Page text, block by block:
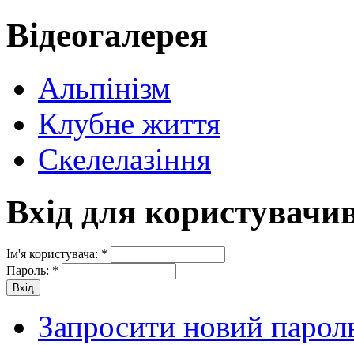
Відеогалерея
Альпінізм
Клубне життя
Скелелазіння
Вхід для
Ім'я користувача: *
Пароль: *
Запросити новий